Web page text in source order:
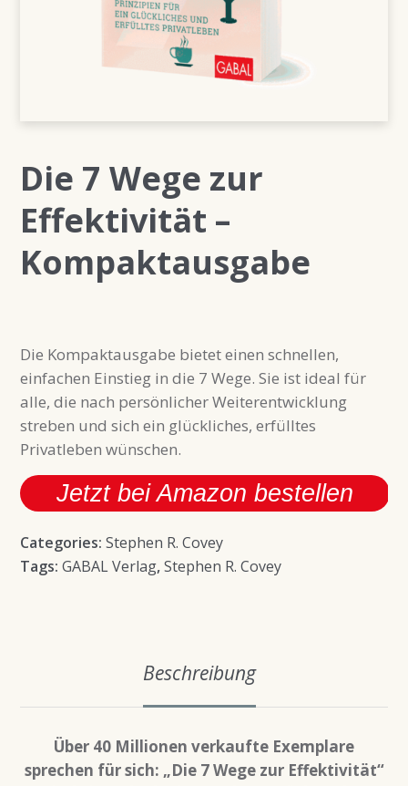
Die 7 Wege zur
Effektivität –
Kompaktausgabe
Die Kompaktausgabe bietet einen schnellen,
einfachen Einstieg in die 7 Wege. Sie ist ideal für
alle, die nach persönlicher Weiterentwicklung
streben und sich ein glückliches, erfülltes
Privatleben wünschen.
Jetzt bei Amazon bestellen
Categories:Stephen R. Covey
Tags:GABAL Verlag,Stephen R. Covey
Beschreibung
Über 40 Millionen verkaufte Exemplare
sprechen für sich: „Die 7 Wege zur Effektivität“